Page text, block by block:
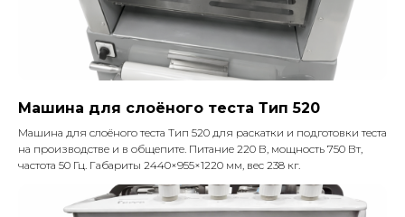
Машина для слоёного теста Тип 520
Машина для слоёного теста Тип 520 для раскатки и подготовки теста
на производстве и в общепите. Питание 220 В, мощность 750 Вт,
частота 50 Гц. Габариты 2440×955×1220 мм, вес 238 кг.